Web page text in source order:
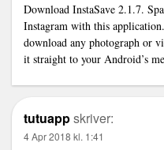
Download InstaSave 2.1.7.
Instagram with this
download any photograph or
it straight to your Android’s
tutuappskriver:
4 Apr 2018 kl. 1:41